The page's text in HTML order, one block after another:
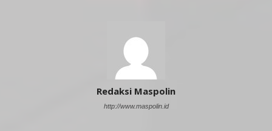
Redaksi Maspolin
http://www.maspolin.id